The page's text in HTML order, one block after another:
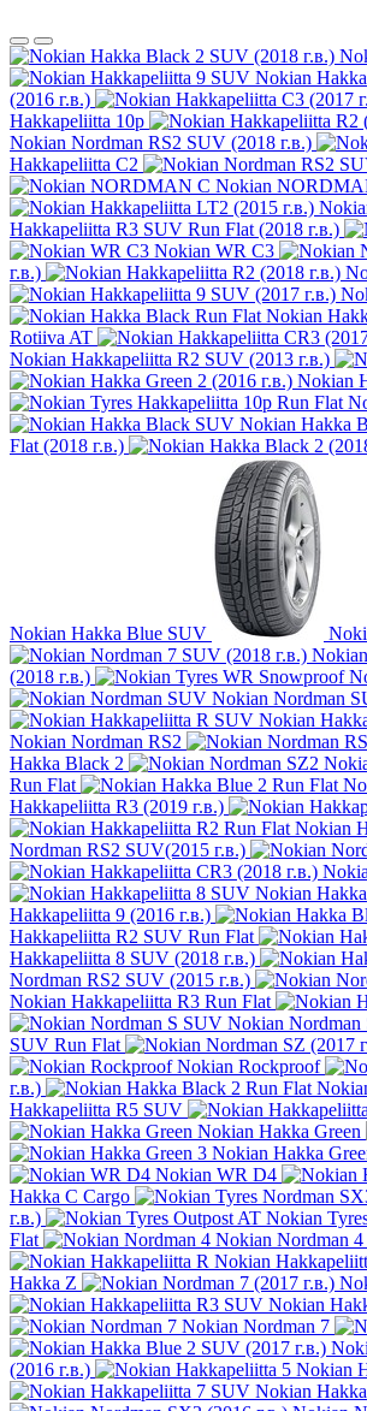
Nokian
(2016 г.в.)
Hakkapeliitta 10p
Nokian Nordman RS2 SUV (2018 г.в.)
Hakkapeliitta C2
Nokian
Hakkapeliitta R3 SUV Run Flat (2018 г.в.)
Nokian WR C3
г.в.)
Nokian
Rotiiva AT
Nokian Hakkapeliitta R2 SUV (2013 г.в.)
Nokian
Nokian Hakka
Flat (2018 г.в.)
Nokian Hakka Blue SUV
(2018 г.в.)
Nokian Nordman
Nokian
Nokian Nordman RS2
Hakka Black 2
Run Flat
Hakkapeliitta R3 (2019 г.в.)
Nokian
Nordman RS2 SUV(2015 г.в.)
Nokian
Hakkapeliitta 9 (2016 г.в.)
Hakkapeliitta R2 SUV Run Flat
Hakkapeliitta 8 SUV (2018 г.в.)
Nordman RS2 SUV (2015 г.в.)
Nokian Hakkapeliitta R3 Run Flat
Nokian Nordman
SUV Run Flat
Nokian Rockproof
г.в.)
Hakkapeliitta R5 SUV
Nokian Hakka Green
Nokian Hakka
Nokian WR D4
Hakka C Cargo
г.в.)
Nokian
Flat
Nokian Nordman 4
Nokian
Hakka Z
Nokian
Nokian Nordman 7
(2016 г.в.)
Nokian
Nokian